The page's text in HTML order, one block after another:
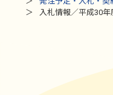
入札情報／平成30